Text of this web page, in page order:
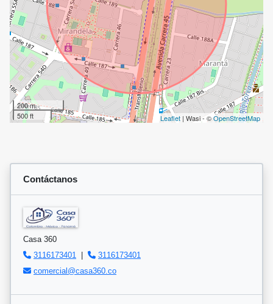
200 m
500 ft
Leaflet | Wasi - ©OpenStreetMap
Contáctanos
Casa 360
3116173401
|
3116173401
comercial@casa360.co